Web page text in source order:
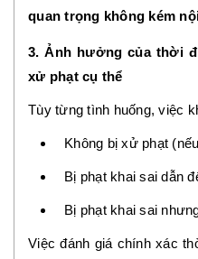
quan trọng không kém
3. Ảnh hưởng của thời
xử phạt cụ thể
Tùy từng tình huống, việc
Không bị xử phạt
Bị phạt khai sai dẫn
Bị phạt khai sai
Việc đánh giá chính xác